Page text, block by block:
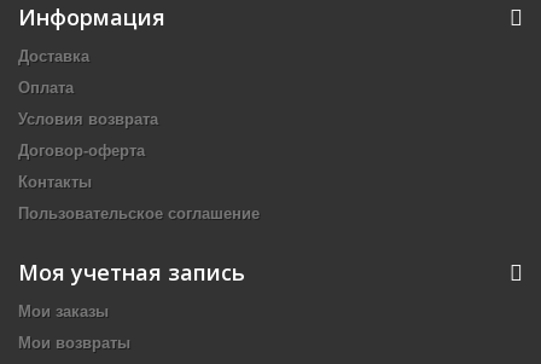
Информация
Доставка
Оплата
Условия возврата
Договор-оферта
Контакты
Пользовательское соглашение
Моя учетная запись
Мои заказы
Мои возвраты